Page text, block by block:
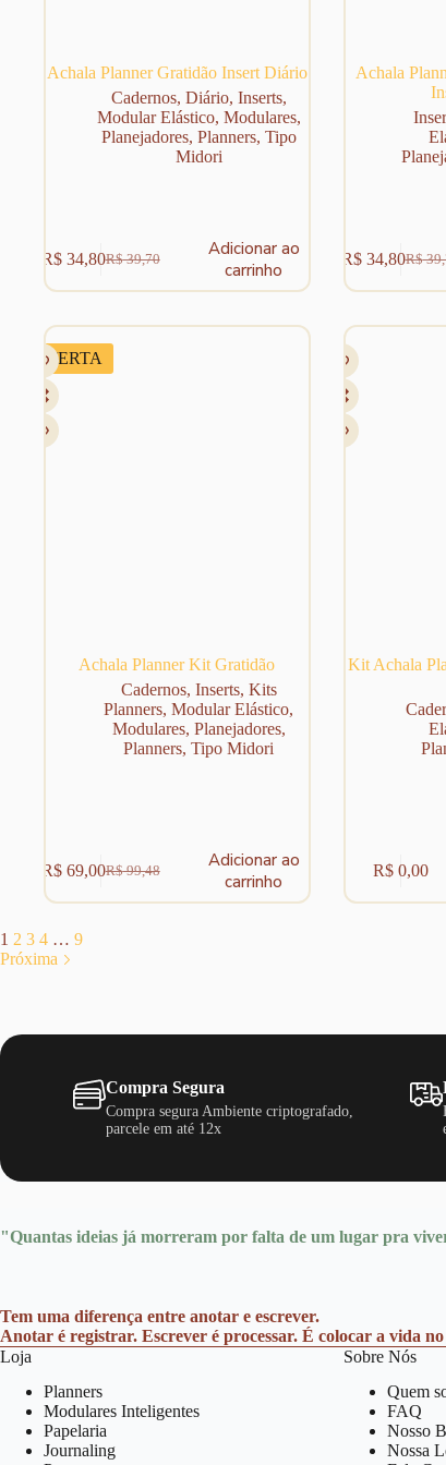
Achala Planner Gratidão Insert Diário
Cadernos, Diário, Inserts,
Modular Elástico, Modulares,
Planejadores, Planners, Tipo
Midori
R$39,70
O
preço
era:
R$ 39,70.
R$34,80O
preço
é:
R$ 34,80.
Adicionar ao
carrinho
Achala
R$
O
preço
era:
R$34,80O
preço
é:
OFERTA
Achala Planner Kit Gratidão
Cadernos, Inserts, Kits
Planners,Modular Elástico,
Modulares, Planejadores,
Planners,Tipo Midori
R$99,48
O
preço
R$69,00O
preço
Adicionar ao
carrinho
Kit Achala
R$0,00
1 2 3 4 … 9
Próxima
Compra Segura
Compra segura Ambiente criptografado,
parcele em até 12x
"Quantas ideias já morreram por falta de um lugar pra
Tem uma diferença entre anotar e escrever.
Anotar é registrar. Escrever é processar. É colocar a vida
Loja
Planners
Modulares Inteligentes
Papelaria
Journaling
Sobre Nós
Quem
FAQ
Nosso
Nossa